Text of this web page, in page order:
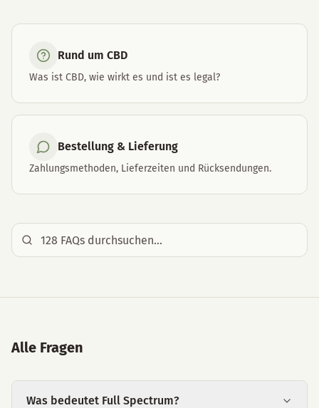
Rund um CBD
Was ist CBD, wie wirkt es und ist es legal?
Bestellung & Lieferung
Zahlungsmethoden, Lieferzeiten und Rücksendungen.
Alle Fragen
Was bedeutet Full Spectrum?